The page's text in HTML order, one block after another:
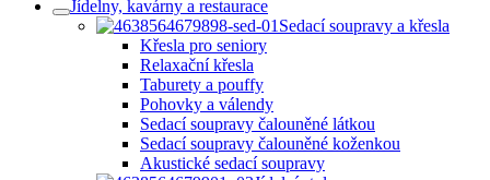
Jídelny, kavárny a restaurace
Sedací soupravy a křesla
Křesla pro seniory
Relaxační křesla
Taburety a pouffy
Pohovky a válendy
Sedací soupravy čalouněné látkou
Sedací soupravy čalouněné koženkou
Akustické sedací soupravy